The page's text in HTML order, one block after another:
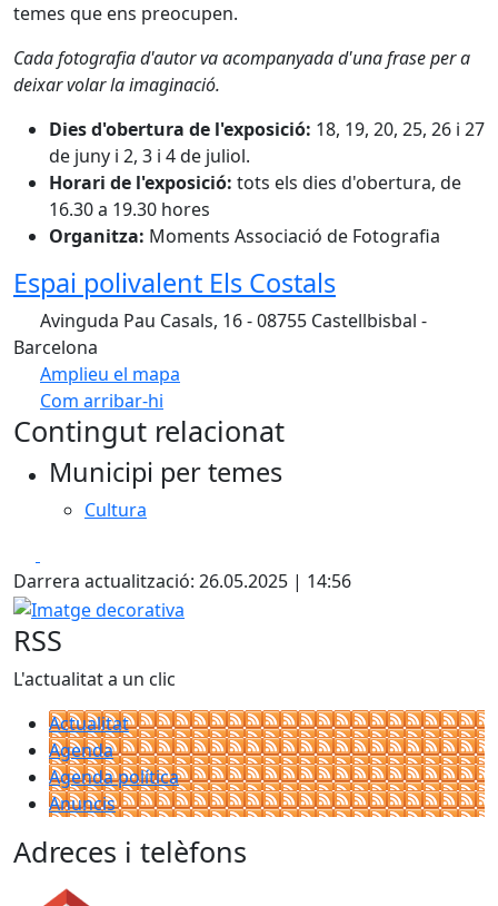
temes que ens preocupen.
Cada fotografia d'autor va acompanyada d'una frase per a
deixar volar la imaginació.
Dies d'obertura de l'exposició: 18, 19, 20, 25, 26 i 27
de juny i 2, 3 i 4 de juliol.
Horari de l'exposició: tots els dies d'obertura, de
16.30 a 19.30 hores
Organitza: Moments Associació de Fotografia
Espai polivalent Els Costals
Avinguda Pau Casals, 16 - 08755 Castellbisbal -
Barcelona
Amplieu el mapa
Com arribar-hi
+
Contingut relacionat
Municipi per temes
Cultura
Darrera actualització: 26.05.2025 | 14:56
Imatge decorativa
RSS
L'actualitat a un clic
Actualitat
Agenda
Agenda política
Anuncis
Adreces i telèfons